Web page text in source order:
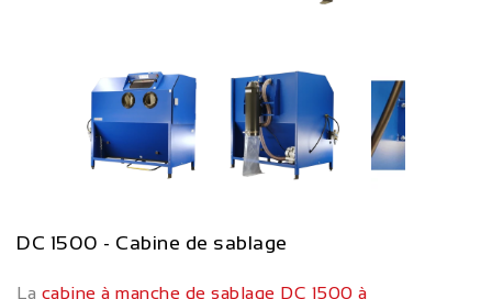
DC 1500 - Cabine de sablage
La cabine à manche de sablage DC 1500 à